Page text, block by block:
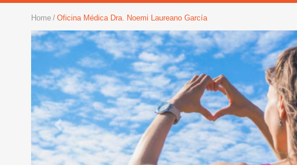
Home Oficina Médica Dra. Noemi Laureano García
Previous